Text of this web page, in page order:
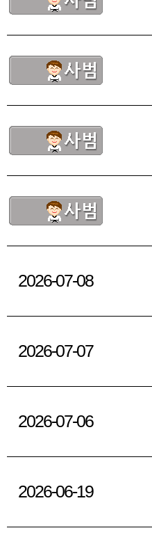
2026-07-08
2026-07-07
2026-07-06
2026-06-19